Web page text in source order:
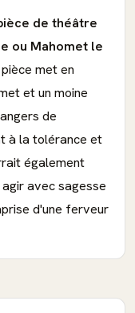
de théâtre
ou Mahomet le
met en
et un moine
de
à la tolérance et
également
avec sagesse
d'une ferveur